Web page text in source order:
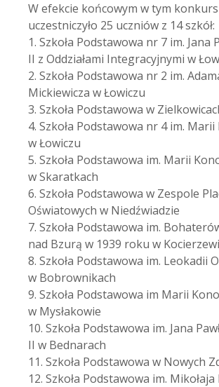
W efekcie końcowym w tym
uczestniczyło 25 uczniów z 14 szkół:
1. Szkoła Podstawowa nr 7 im. Jana
II z Oddziałami Integracyjnymi w
2. Szkoła Podstawowa nr 2 im.
Mickiewicza w Łowiczu
3. Szkoła Podstawowa w
4. Szkoła Podstawowa nr 4 im.
w Łowiczu
5. Szkoła Podstawowa im. Marii
w Skaratkach
6. Szkoła Podstawowa w Zespole
Oświatowych w Niedźwiadzie
7. Szkoła Podstawowa im.
nad Bzurą w 1939 roku w
8. Szkoła Podstawowa im. Leokadii
w Bobrownikach
9. Szkoła Podstawowa im Marii
w Mysłakowie
10. Szkoła Podstawowa im. Jana
II w Bednarach
11. Szkoła Podstawowa w Nowych
12. Szkoła Podstawowa im.